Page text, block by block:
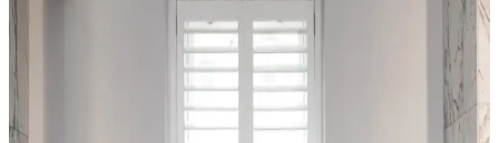
Bella Halılar: Estetik ve Dayanıklılığıyla İç
Mekânlara Şıklık Katan Çözüm
Bella halılar, çeşitli tasarım ve malzeme seçenekleriyle iç mekânlara
estetik ve dayanıklılık kazandırır. Kullanım alanlarına uygun bakım
ipuçlarıyla uzun ömür sağlar.